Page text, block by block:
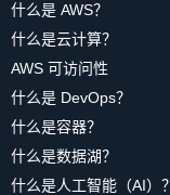
什么是 AWS？
什么是云计算？
AWS 可访问性
什么是 DevOps？
什么是容器？
什么是数据湖？
什么是人工智能（AI）？